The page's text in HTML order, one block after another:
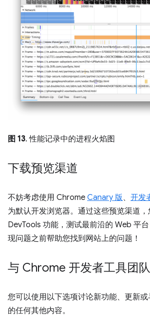
图 13. 性能记录中的进程火焰图
下载预览渠道
不妨考虑使用 Chrome Canary 版 、 开发
为默认开发浏览器。通过这些预览渠道
DevTools 功能，测试最前沿的 Web 平
现问题之前帮助您找到网站上的问题！
与 Chrome 开发者工具团
您可以使用以下选项讨论新功能、更新
的任何其他内容。